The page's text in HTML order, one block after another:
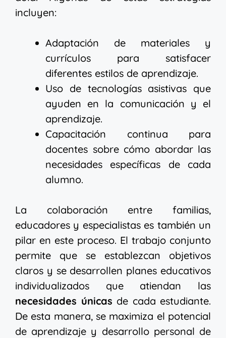
incluyen:
Adaptación de materiales y
currículos para satisfacer
diferentes estilos de aprendizaje.
Uso de tecnologías asistivas que
ayuden en la comunicación y el
aprendizaje.
Capacitación continua para
docentes sobre cómo abordar las
necesidades específicas de cada
alumno.
La colaboración entre familias,
educadores y especialistas es también un
pilar en este proceso. El trabajo conjunto
permite que se establezcan objetivos
claros y se desarrollen planes educativos
individualizados que atiendan las
necesidades únicas de cada estudiante.
De esta manera, se maximiza el potencial
de aprendizaje y desarrollo personal de